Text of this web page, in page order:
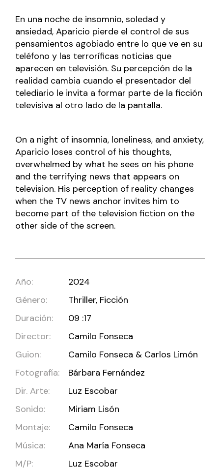
En una noche de insomnio, soledad y
ansiedad, Aparicio pierde el control de sus
pensamientos agobiado entre lo que ve en su
teléfono y las terroríficas noticias que
aparecen en televisión. Su percepción de la
realidad cambia cuando el presentador del
telediario le invita a formar parte de la ficción
televisiva al otro lado de la pantalla.
On a night of insomnia, loneliness, and anxiety,
Aparicio loses control of his thoughts,
overwhelmed by what he sees on his phone
and the terrifying news that appears on
television. His perception of reality changes
when the TV news anchor invites him to
become part of the television fiction on the
other side of the screen.
Año:
2024
Género:
Thriller, Ficción
Duración:
09 :17
Director:
Camilo Fonseca
Guion:
Camilo Fonseca & Carlos Limón
Fotografía:
Bárbara Fernández
Dir. Arte:
Luz Escobar
Sonido:
Miriam Lisón
Montaje:
Camilo Fonseca
Música:
Ana María Fonseca
M/P:
Luz Escobar